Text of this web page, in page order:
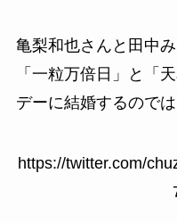
亀梨和也さんと田中
「一粒万倍日」と「
デーに結婚するので
https://twitter.com/